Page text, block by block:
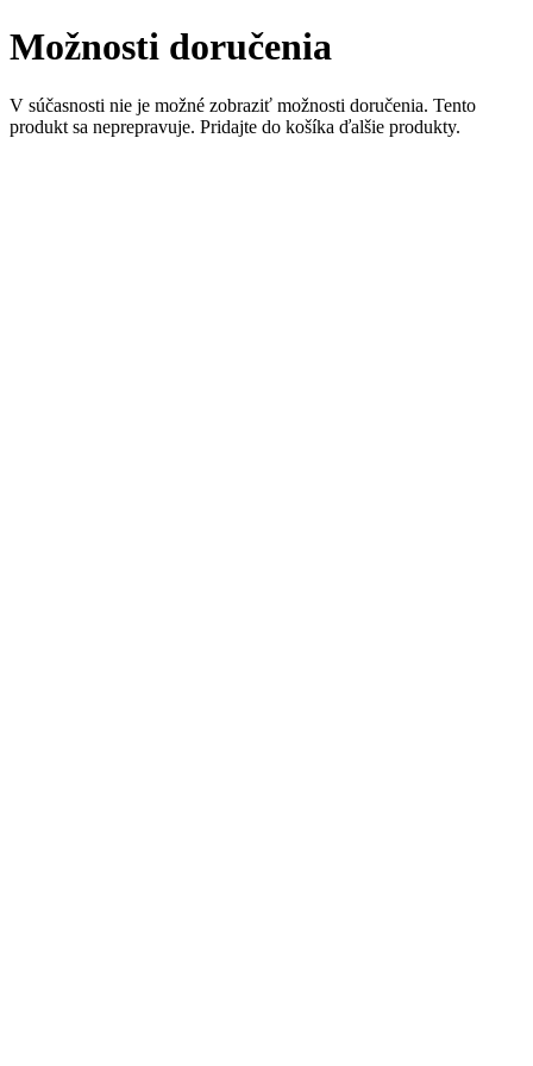
Možnosti doručenia
V súčasnosti nie je možné zobraziť možnosti doručenia. Tento
produkt sa neprepravuje. Pridajte do košíka ďalšie produkty.